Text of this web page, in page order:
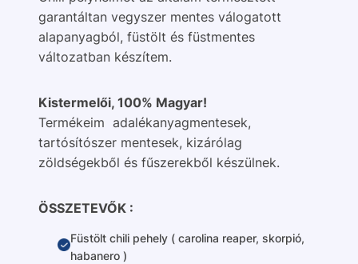
garantáltan vegyszer mentes válogatott
alapanyagból, füstölt és füstmentes
változatban készítem.
Kistermelői, 100% Magyar!
Termékeim adalékanyagmentesek,
tartósítószer mentesek, kizárólag
zöldségekből és fűszerekből készülnek.
ÖSSZETEVŐK :
Füstölt chili pehely ( carolina reaper, skorpió,
habanero )